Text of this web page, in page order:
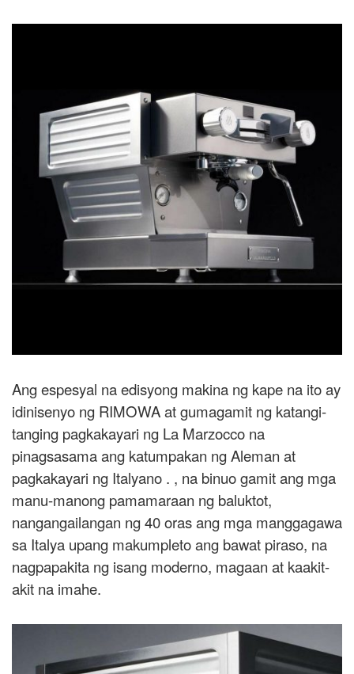
Ang espesyal na edisyong makina ng kape na ito ay
idinisenyo ng RIMOWA at gumagamit ng katangi-
tanging pagkakayari ng La Marzocco na
pinagsasama ang katumpakan ng Aleman at
pagkakayari ng Italyano . , na binuo gamit ang mga
manu-manong pamamaraan ng baluktot,
nangangailangan ng 40 oras ang mga manggagawa
sa Italya upang makumpleto ang bawat piraso, na
nagpapakita ng isang moderno, magaan at kaakit-
akit na imahe.